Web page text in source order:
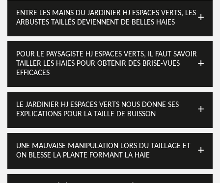
ENTRE LES MAINS DU JARDINIER HJ ESPACES VERTS, LES
ARBUSTES TAILLÉS DEVIENNENT DE BELLES HAIES
POUR LE PAYSAGISTE HJ ESPACES VERTS, IL FAUT SAVOIR
TAILLER LES HAIES POUR OBTENIR DES BRISE-VUES
EFFICACES
LE JARDINIER HJ ESPACES VERTS NOUS DONNE SES
EXPLICATIONS POUR LA TAILLE DE BUISSON
UNE MAUVAISE MANIPULATION LORS DU TAILLAGE ET
ON BLESSE LA PLANTE FORMANT LA HAIE